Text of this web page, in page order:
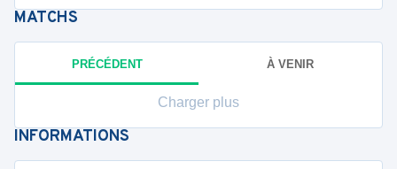
MATCHS
PRÉCÉDENT À VENIR
Charger plus
INFORMATIONS